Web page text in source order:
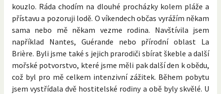
kouzlo. Ráda chodím na dlouhé procházky kolem pláže a
přístavu a pozoruji lodě. O víkendech občas vyrážím někam
sama nebo mě někam vezme rodina. Navštívila jsem
například Nantes, Guérande nebo přírodní oblast La
Brière. Byli jsme také s jejich prarodiči sbírat škeble a další
mořské potvorstvo, které jsme měli pak další den k obědu,
což byl pro mě celkem intenzivní zážitek. Během pobytu
jsem vystřídala dvě hostitelské rodiny a obě byly skvělé. U